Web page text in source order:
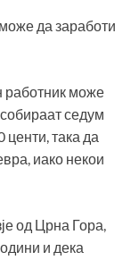
да заработи
работник може
седум
центи, така да
иако некои
од Црна Гора,
и дека